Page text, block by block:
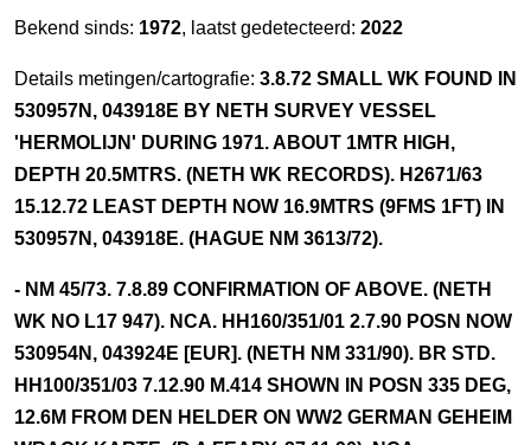
Bekend sinds: 1972, laatst gedetecteerd: 2022
Details metingen/cartografie: 3.8.72 SMALL WK FOUND IN
530957N, 043918E BY NETH SURVEY VESSEL
'HERMOLIJN' DURING 1971. ABOUT 1MTR HIGH,
DEPTH 20.5MTRS. (NETH WK RECORDS). H2671/63
15.12.72 LEAST DEPTH NOW 16.9MTRS (9FMS 1FT) IN
530957N, 043918E. (HAGUE NM 3613/72).
- NM 45/73. 7.8.89 CONFIRMATION OF ABOVE. (NETH
WK NO L17 947). NCA. HH160/351/01 2.7.90 POSN NOW
530954N, 043924E [EUR]. (NETH NM 331/90). BR STD.
HH100/351/03 7.12.90 M.414 SHOWN IN POSN 335 DEG,
12.6M FROM DEN HELDER ON WW2 GERMAN GEHEIM